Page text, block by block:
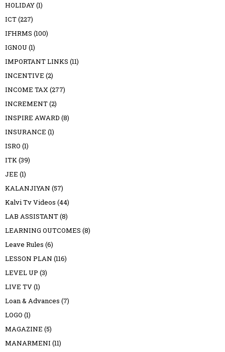
HOLIDAY(1)
ICT(227)
IFHRMS (100)
IGNOU (1)
IMPORTANT LINKS (11)
INCENTIVE (2)
INCOME TAX(277)
INCREMENT(2)
INSPIRE AWARD (8)
INSURANCE (1)
ISRO (1)
ITK(39)
JEE (1)
KALANJIYAN (57)
Kalvi Tv Videos (44)
LAB ASSISTANT(8)
LEARNING OUTCOMES (8)
Leave Rules (6)
LESSON PLAN (116)
LEVEL UP (3)
LIVE TV(1)
Loan & Advances (7)
LOGO (1)
MAGAZINE (5)
MANARMENI (11)